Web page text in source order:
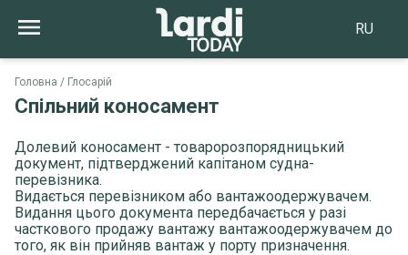
RU
Головна Глосарій
Спільний коносамент
Долевий коносамент - товаророзпорядницький
документ, підтверджений капітаном судна-
перевізника.
Видається перевізником або вантажоодержувачем.
Видання цього документа передбачається у разі
часткового продажу вантажу вантажоодержувачем до
того, як він прийняв вантаж у порту призначення.